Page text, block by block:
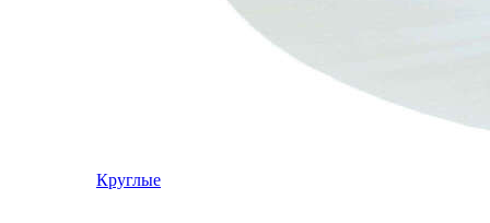
Круглые